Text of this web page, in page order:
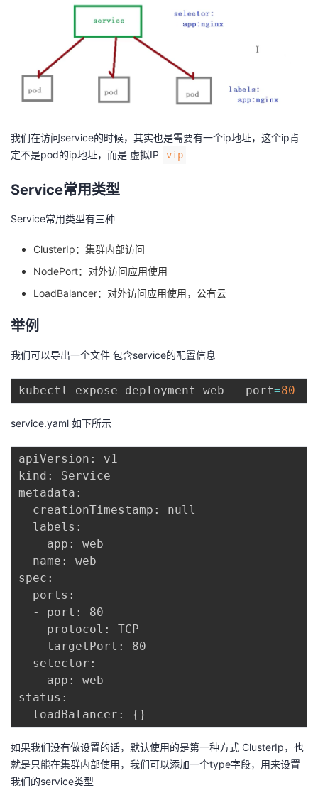
我们在访问service的时候，其实也是需要有一个ip地址，这个ip肯
定不是pod的ip地址，而是 虚拟IP
vip
Service常用类型
Service常用类型有三种
ClusterIp：集群内部访问
NodePort：对外访问应用使用
LoadBalancer：对外访问应用使用，公有云
举例
我们可以导出一个文件 包含service的配置信息
kubectl expose deployment web --port=80 --
service.yaml 如下所示
apiVersion: v1
kind: Service
metadata:
  creationTimestamp: null
  labels:
    app: web
  name: web
spec:
  ports:
  - port: 80
    protocol: TCP
    targetPort: 80
  selector:
    app: web
status:
如果我们没有做设置的话，默认使用的是第一种方式 ClusterIp，也
就是只能在集群内部使用，我们可以添加一个type字段，用来设置
我们的service类型